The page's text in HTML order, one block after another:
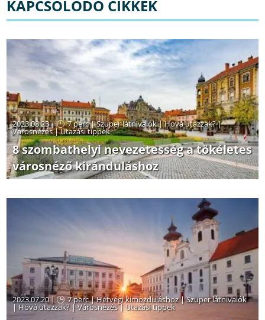
KAPCSOLÓDÓ CIKKEK
2023.08.23 | 7 perc|Szuper látnivalók|Hová utazzak?|
Városnézés|Utazási tippek
8 szombathelyi nevezetesség a tökéletes
városnéző kiránduláshoz
2023.07.20 | 7 perc|Hétvégi kimozduláshoz|Szuper látnivalók
|Hová utazzak? |Városnézés|Utazási tippek